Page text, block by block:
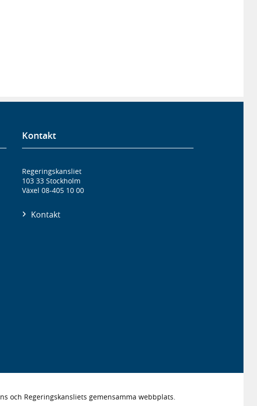
Kontakt
Regeringskansliet
103 33 Stockholm
Växel 08-405 10 00
Kontakt
och Regeringskansliets gemensamma webbplats.